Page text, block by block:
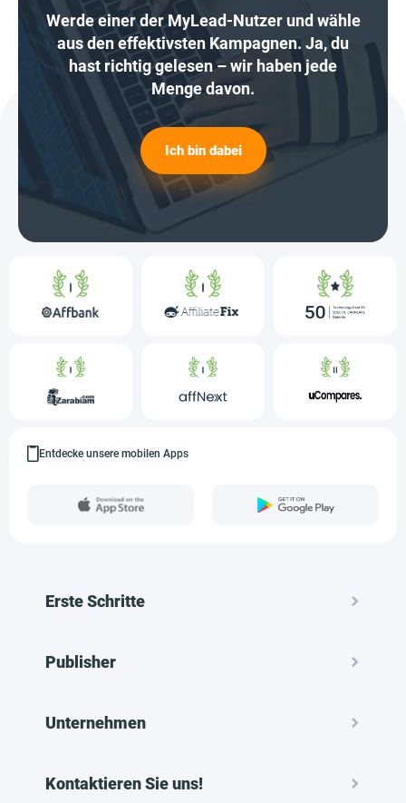
Werde einer der MyLead-Nutzer und wähle
aus den effektivsten Kampagnen. Ja, du
hast richtig gelesen – wir haben jede
Menge davon.
Ich bin dabei
Entdecke unsere mobilen Apps
Erste Schritte
Publisher
Unternehmen
Kontaktieren Sie uns!